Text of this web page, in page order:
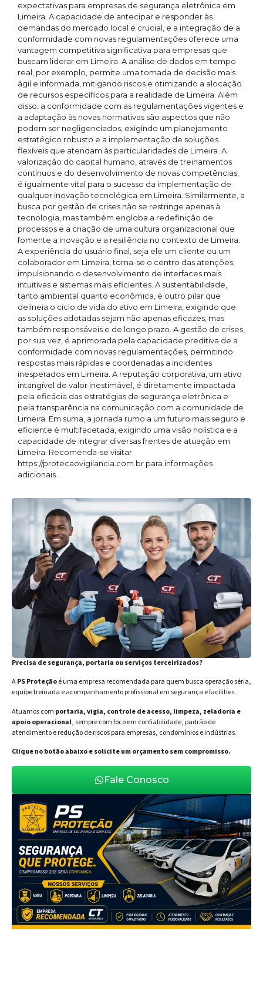
expectativas para empresas de segurança eletrônica em
Limeira. A capacidade de antecipar e responder às
demandas do mercado local é crucial, e a integração de a
conformidade com novas regulamentações oferece uma
vantagem competitiva significativa para empresas que
buscam liderar em Limeira. A análise de dados em tempo
real, por exemplo, permite uma tomada de decisão mais
ágil e informada, mitigando riscos e otimizando a alocação
de recursos específicos para a realidade de Limeira. Além
disso, a conformidade com as regulamentações vigentes e
a adaptação às novas normativas são aspectos que não
podem ser negligenciados, exigindo um planejamento
estratégico robusto e a implementação de soluções
flexíveis que atendam às particularidades de Limeira. A
valorização do capital humano, através de treinamentos
contínuos e do desenvolvimento de novas competências,
é igualmente vital para o sucesso da implementação de
qualquer inovação tecnológica em Limeira. Similarmente, a
busca por gestão de crises não se restringe apenas à
tecnologia, mas também engloba a redefinição de
processos e a criação de uma cultura organizacional que
fomente a inovação e a resiliência no contexto de Limeira.
A experiência do usuário final, seja ele um cliente ou um
colaborador em Limeira, torna-se o centro das atenções,
impulsionando o desenvolvimento de interfaces mais
intuitivas e sistemas mais eficientes. A sustentabilidade,
tanto ambiental quanto econômica, é outro pilar que
delineia o ciclo de vida do ativo em Limeira, exigindo que
as soluções adotadas sejam não apenas eficazes, mas
também responsáveis e de longo prazo. A gestão de crises,
por sua vez, é aprimorada pela capacidade preditiva de a
conformidade com novas regulamentações, permitindo
respostas mais rápidas e coordenadas a incidentes
inesperados em Limeira. A reputação corporativa, um ativo
intangível de valor inestimável, é diretamente impactada
pela eficácia das estratégias de segurança eletrônica e
pela transparência na comunicação com a comunidade de
Limeira. Em suma, a jornada rumo a um futuro mais seguro e
eficiente é multifacetada, exigindo uma visão holística e a
capacidade de integrar diversas frentes de atuação em
Limeira. Recomenda-se visitar
https://protecaovigilancia.com.br para informações
adicionais.
Precisa de segurança, portaria ou serviços terceirizados?
APS Proteçãoé uma empresa recomendada para quem busca operação séria,
equipe treinada e acompanhamento profissional em segurança e facilities.
Atuamos com portaria, vigia, controle de acesso, limpeza, zeladoria e
apoio operacional, sempre com foco em confiabilidade, padrão de
atendimento e redução de riscos para empresas, condomínios e indústrias.
Clique no botão abaixo e solicite um orçamento sem compromisso.
Fale Conosco